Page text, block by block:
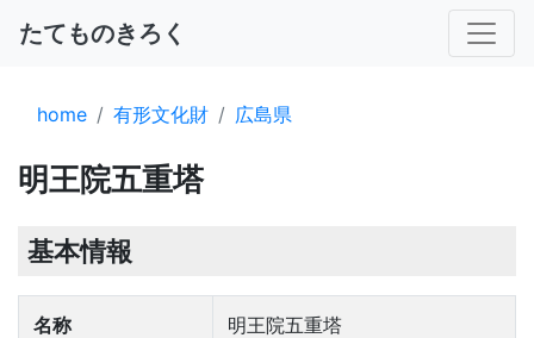
たてものきろく
home 有形文化財 広島県
明王院五重塔
基本情報
名称 明王院五重塔